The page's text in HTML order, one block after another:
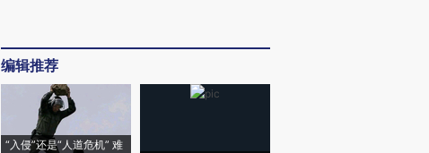
编辑推荐
“入侵”还是“人道危机” 难